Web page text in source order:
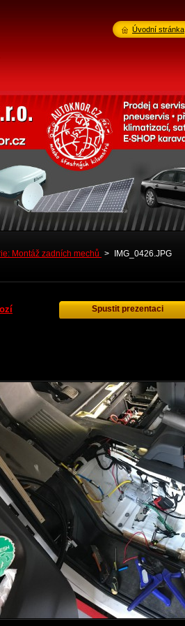
Montáž zadních mechů > IMG_0426.JPG
Spustit prezentaci
Úvodní stránka